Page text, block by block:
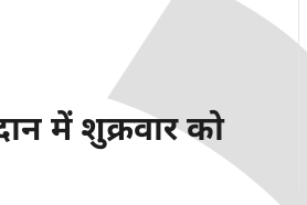
में शुक्रवार को